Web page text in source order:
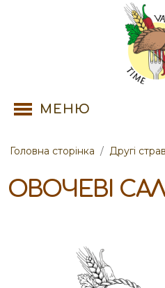
МЕНЮ
Головна сторінка / Другі
ОВОЧЕВІ